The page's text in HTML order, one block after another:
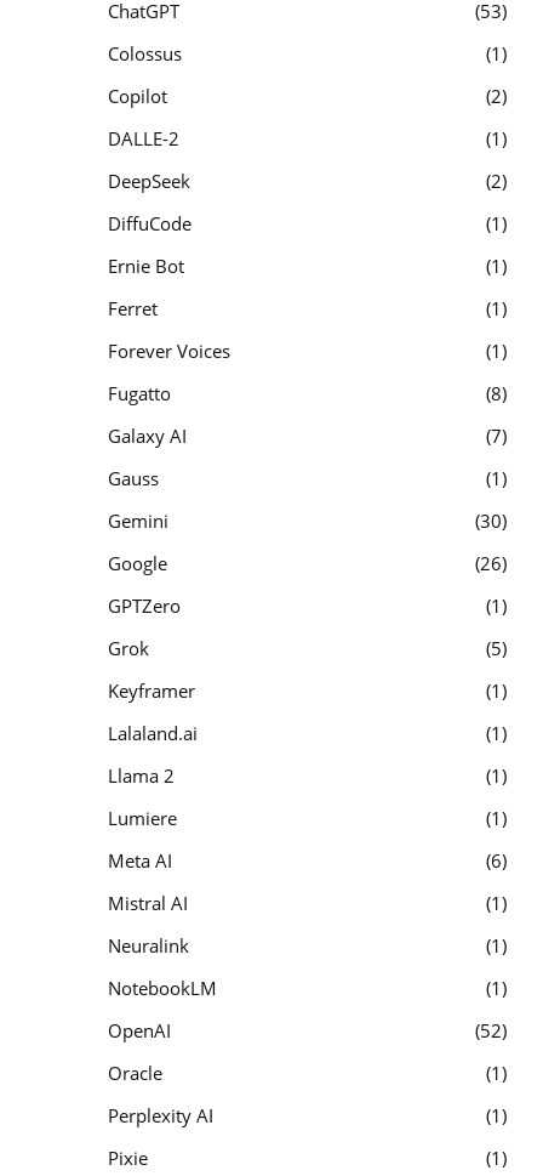
ChatGPT
53
Colossus
1
Copilot
2
DALLE-2
1
DeepSeek
2
DiffuCode
1
Ernie Bot
1
Ferret
1
Forever Voices
1
Fugatto
8
Galaxy AI
7
Gauss
1
Gemini
30
Google
26
GPTZero
1
Grok
5
Keyframer
1
Lalaland.ai
1
Llama 2
1
Lumiere
1
Meta AI
6
Mistral AI
1
Neuralink
1
NotebookLM
1
OpenAI
52
Oracle
1
Perplexity AI
1
Pixie
1